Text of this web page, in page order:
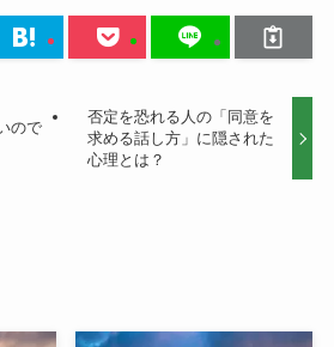
ので
否定を恐れる人の「同意を
求める話し方」に隠された
心理とは？